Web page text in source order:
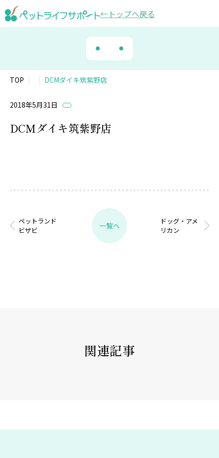
トップへ戻る
TOP DCMダイキ筑紫野店
2018年5月31日
DCMダイキ筑紫野店
ペットランド
ビザビ
一覧へ
ドッグ・アメ
リカン
関連記事